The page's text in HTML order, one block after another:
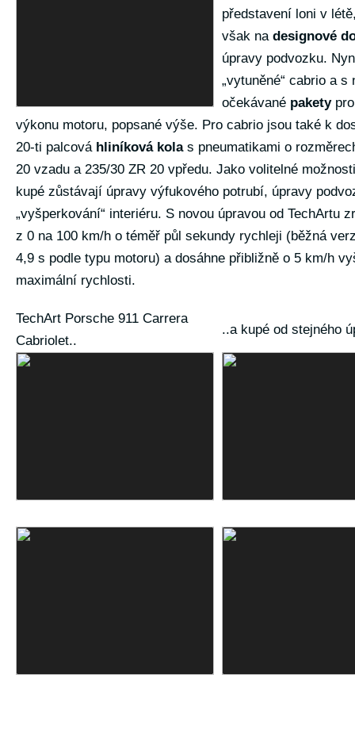
představení loni v
však na designové
úpravy podvozku.
„vytuněné“ cabrio a s
očekávané pakety
výkonu motoru, popsané výše. Pro cabrio jsou také k
20-ti palcová hliníková kolas pneumatikami o
20 vzadu a 235/30 ZR 20 vpředu. Jako volitelné
kupé zůstávají úpravy výfukového potrubí, úpravy
„vyšperkování“ interiéru. S novou úpravou od TechArtu
z 0 na 100 km/h o téměř půl sekundy rychleji (běžná
4,9 s podle typu motoru) a dosáhne přibližně o 5 km/h
maximální rychlosti.
TechArt Porsche 911 Carrera
Cabriolet..
..a kupé od stejného